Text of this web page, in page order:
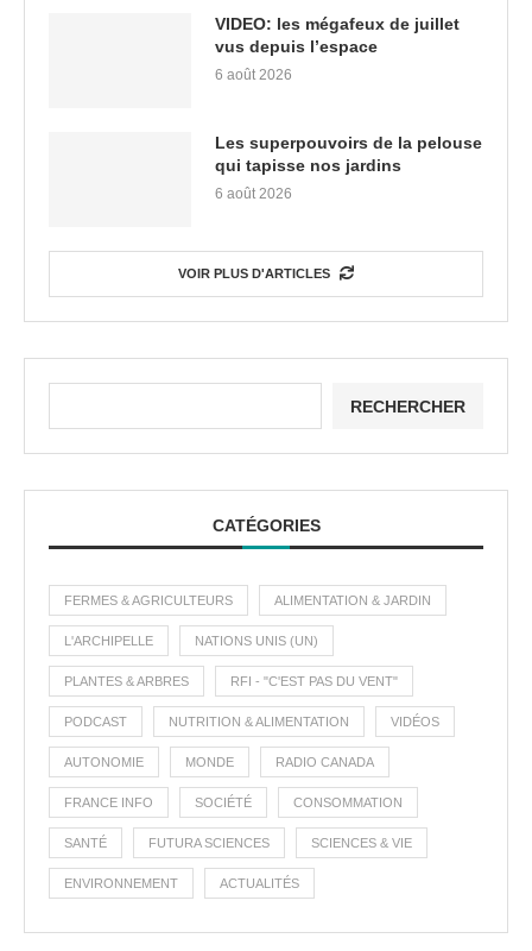
VIDEO: les mégafeux de juillet
vus depuis l’espace
6 août 2026
Les superpouvoirs de la pelouse
qui tapisse nos jardins
6 août 2026
VOIR PLUS D'ARTICLES
RECHERCHER
CATÉGORIES
FERMES & AGRICULTEURS ALIMENTATION & JARDIN
L'ARCHIPELLE NATIONS UNIS (UN)
PLANTES & ARBRES RFI - "C'EST PAS DU VENT"
PODCAST NUTRITION & ALIMENTATION VIDÉOS
AUTONOMIE MONDE RADIO CANADA
FRANCE INFO SOCIÉTÉ CONSOMMATION
SANTÉ FUTURA SCIENCES SCIENCES & VIE
ENVIRONNEMENT ACTUALITÉS